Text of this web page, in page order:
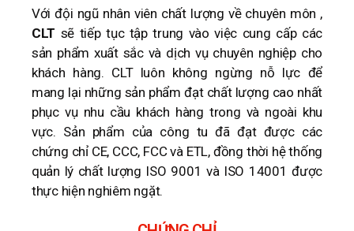
Với đội ngũ nhân viên chất lượng về chuyên môn ,
CLT sẽ tiếp tục tập trung vào việc cung cấp các
sản phẩm xuất sắc và dịch vụ chuyên nghiệp cho
khách hàng. CLT luôn không ngừng nỗ lực để
mang lại những sản phẩm đạt chất lượng cao nhất
phục vụ nhu cầu khách hàng trong và ngoài khu
vực. Sản phẩm của công tu đã đạt được các
chứng chỉ CE, CCC, FCC và ETL, đồng thời hệ thống
quản lý chất lượng ISO 9001 và ISO 14001 được
thực hiện nghiêm ngặt.